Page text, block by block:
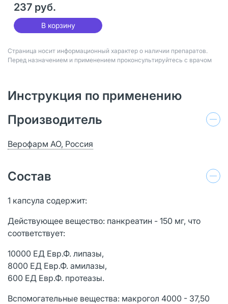
237 руб.
В корзину
Страница носит информационный характер о наличии препаратов.
Перед назначением и применением проконсультируйтесь с врачом
Инструкция по применению
Производитель
Верофарм АО, Россия
Состав
1 капсула содержит:
Действующее вещество: панкреатин - 150 мг, что
соответствует:
10000 ЕД Евр.Ф. липазы,
8000 ЕД Евр.Ф. амилазы,
600 ЕД Евр.Ф. протеазы.
Вспомогательные вещества: макрогол 4000 - 37,50